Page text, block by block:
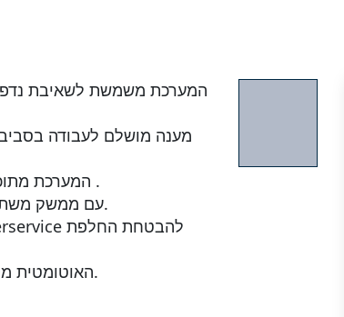
המערכת משמשת לשאיבת נדפי
מענה מושלם לעבודה
המערכת מתוכננת לשמור על מרחב הנשימה של הרתך נקי ממזהמים .
במערכת משולב לוח בקרה עם מתג ראשי ולוח PC עם ממשק משתמש.
פונקציית ה- Start&Stop האוטומטית מסופקת כסטנדרט עם היחידה.